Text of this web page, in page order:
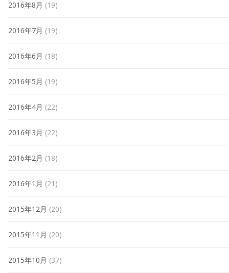
2016年8月 (19)
2016年7月 (19)
2016年6月 (18)
2016年5月 (19)
2016年4月 (22)
2016年3月 (22)
2016年2月 (18)
2016年1月 (21)
2015年12月 (20)
2015年11月 (20)
2015年10月 (37)